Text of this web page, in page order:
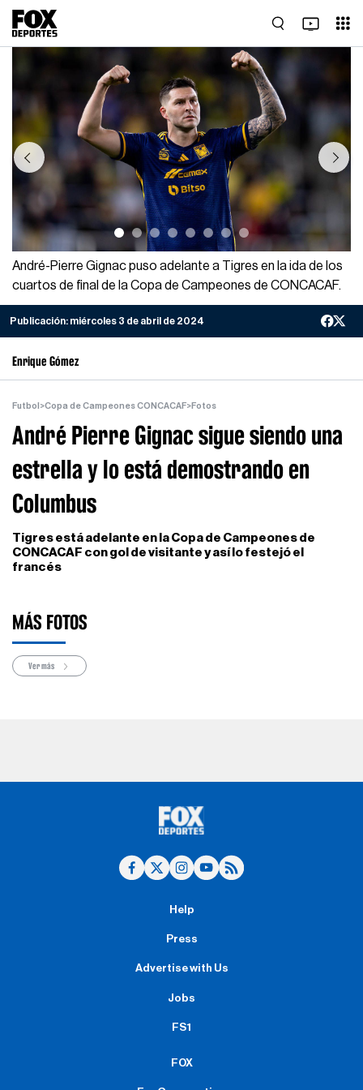
Previous Next
André-Pierre Gignac puso adelante a Tigres en la ida de los
cuartos de final de la Copa de Campeones de CONCACAF.
Publicación: miércoles 3 de abril de 2024
Enrique Gómez
Futbol >Copa de Campeones CONCACAF>Fotos
André Pierre Gignac sigue siendo una
estrella y lo está demostrando en
Columbus
Tigres está adelante en la Copa de Campeones de
CONCACAF con gol de visitante y así lo festejó el
francés
MÁS FOTOS
Ver más
Help
Press
Advertise with Us
Jobs
FS1
FOX